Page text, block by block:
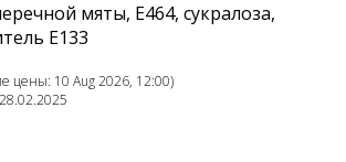
мяты, Е464, сукралоза,
Е133
цены: 10 Aug 2026, 12:00)